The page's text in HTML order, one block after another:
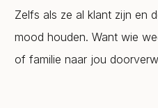
Zelfs als ze al klant zijn en
mood houden. Want wie
of familie naar jou